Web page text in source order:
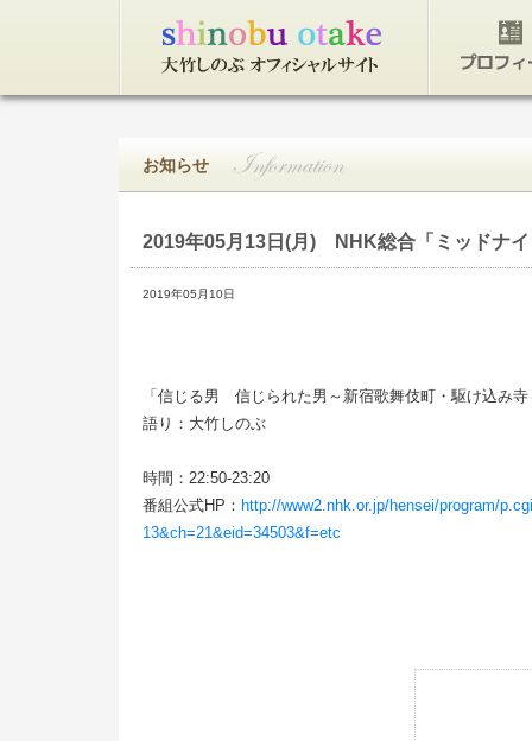
お知らせ
2019年05月13日(月) NHK総合「ミッドナイ
2019年05月10日
「信じる男 信じられた男～新宿歌舞伎町・駆け込み寺
語り：大竹しのぶ
時間：22:50-23:20
番組公式HP： http://www2.nhk.or.jp/hensei/program/
13&ch=21&eid=34503&f=etc